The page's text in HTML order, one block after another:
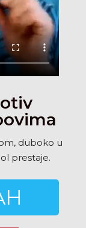
duboko u
prestaje.